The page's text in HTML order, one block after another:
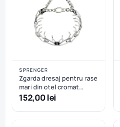
SPRENGER
Zgarda dresaj pentru rase
mari din otel cromat
Hermann Sprenger - 63
152,00 lei